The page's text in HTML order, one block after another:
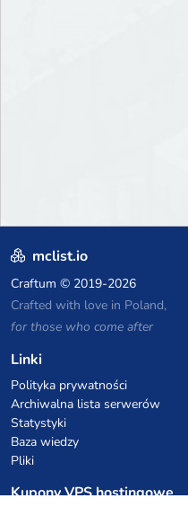
mclist.io
Craftum © 2019-2026
Crafted with love in Poland,
for those who come after
Linki
Polityka prywatności
Archiwalna lista serwerów
Statystyki
Baza wiedzy
Pliki
Kupony VPS hostingowe